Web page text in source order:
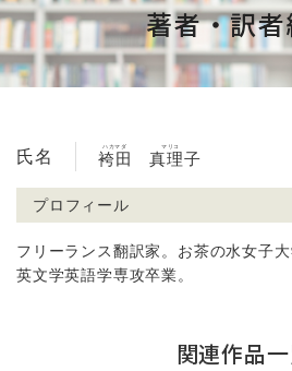
著者・訳
氏名 袴田
ハカマダ
真理子
マリコ
プロフィール
フリーランス翻訳家。お茶の水女子
英文学英語学専攻卒業。
関連作品